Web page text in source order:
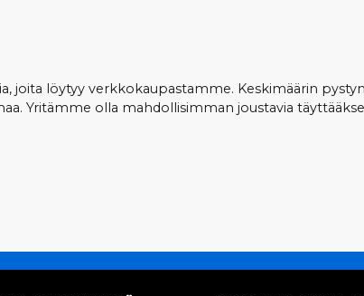
joita löytyy verkkokaupastamme. Keskimäärin
Yritämme olla mahdollisimman joustavia